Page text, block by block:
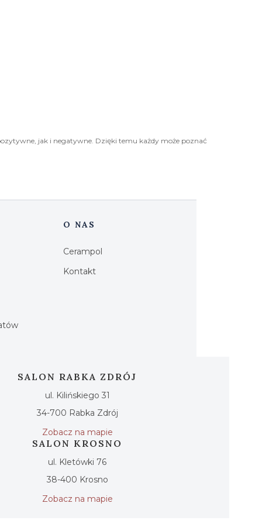
jak i negatywne. Dzięki temu każdy może poznać
O NAS
Cerampol
Kontakt
SALON RABKA ZDRÓJ
ul. Kilińskiego 31
34-700 Rabka Zdrój
Zobacz na mapie
SALON KROSNO
ul. Kletówki 76
38-400 Krosno
Zobacz na mapie